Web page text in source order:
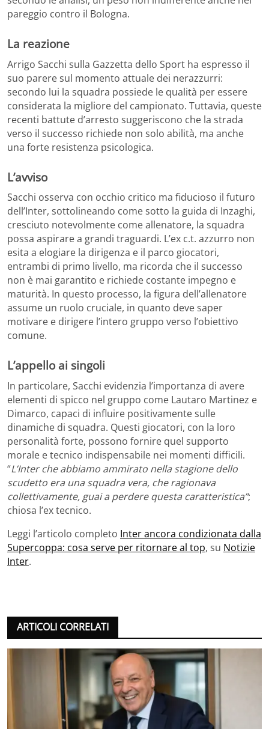
pareggio contro il Bologna.
La reazione
Arrigo Sacchi sulla Gazzetta dello Sport ha espresso il
suo parere sul momento attuale dei nerazzurri:
secondo lui la squadra possiede le qualità per essere
considerata la migliore del campionato. Tuttavia, queste
recenti battute d’arresto suggeriscono che la strada
verso il successo richiede non solo abilità, ma anche
una forte resistenza psicologica.
L’avviso
Sacchi osserva con occhio critico ma fiducioso il futuro
dell’Inter, sottolineando come sotto la guida di Inzaghi,
cresciuto notevolmente come allenatore, la squadra
possa aspirare a grandi traguardi. L’ex c.t. azzurro non
esita a elogiare la dirigenza e il parco giocatori,
entrambi di primo livello, ma ricorda che il successo
non è mai garantito e richiede costante impegno e
maturità. In questo processo, la figura dell’allenatore
assume un ruolo cruciale, in quanto deve saper
motivare e dirigere l’intero gruppo verso l’obiettivo
comune.
L’appello ai singoli
In particolare, Sacchi evidenzia l’importanza di avere
elementi di spicco nel gruppo come Lautaro Martinez e
Dimarco, capaci di influire positivamente sulle
dinamiche di squadra. Questi giocatori, con la loro
personalità forte, possono fornire quel supporto
morale e tecnico indispensabile nei momenti difficili.
“L’Inter che abbiamo ammirato nella stagione dello
scudetto era una squadra vera, che ragionava
collettivamente, guai a perdere questa caratteristica”;
chiosa l’ex tecnico.
Leggi l’articolo completo Inter ancora condizionata dalla
Supercoppa: cosa serve per ritornare al top, su Notizie
Inter.
ARTICOLI CORRELATI